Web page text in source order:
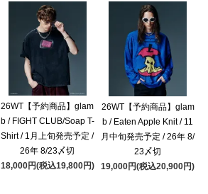
26WT【予約商品】glam
b / FIGHT CLUB/Soap T-
Shirt / 1月上旬発売予定 /
26年 8/23〆切
18,000円(税込19,800円)
26WT【予約商品】glam
b / Eaten Apple Knit / 11
月中旬発売予定 / 26年 8/
23〆切
19,000円(税込20,900円)